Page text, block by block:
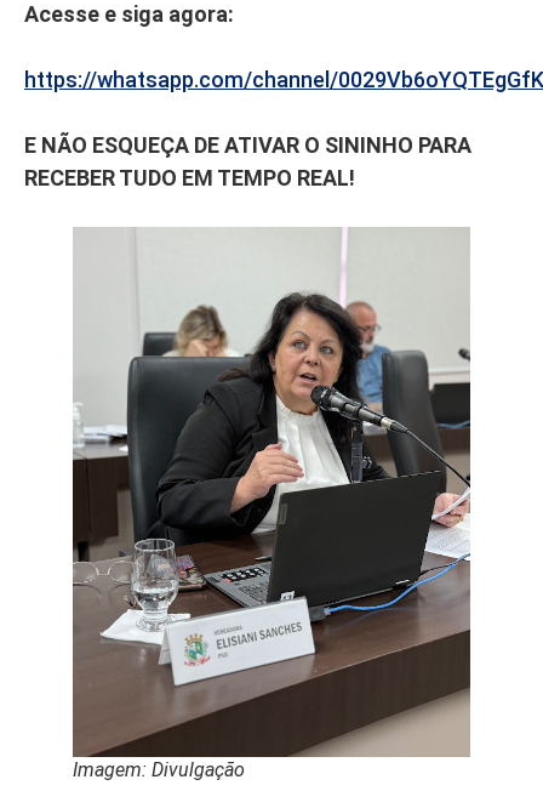
Acesse e siga agora:
https://whatsapp.com/channel/
E NÃO ESQUEÇA DE ATIVAR O SININHO PARA
RECEBER TUDO EM TEMPO REAL!
Imagem: Divulgação